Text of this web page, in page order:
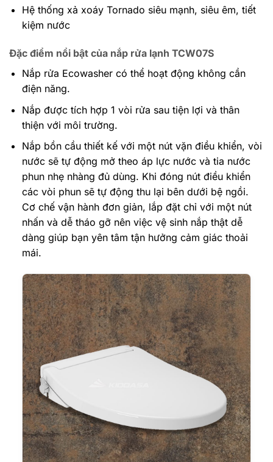
Hệ thống xả xoáy Tornado siêu mạnh, siêu êm, tiết
kiệm nước
Đặc điểm nổi bật của nắp rửa lạnh TCW07S
Nắp rửa Ecowasher có thể hoạt động không cần
điện năng.
Nắp được tích hợp 1 vòi rửa sau tiện lợi và thân
thiện với môi trường.
Nắp bồn cầu thiết kế với một nút vặn điều khiển, vòi
nước sẽ tự động mở theo áp lực nước và tia nước
phun nhẹ nhàng đủ dùng. Khi đóng nút điều khiển
các vòi phun sẽ tự động thu lại bên dưới bệ ngồi.
Cơ chế vận hành đơn giản, lắp đặt chỉ với một nút
nhấn và dễ tháo gỡ nên việc vệ sinh nắp thật dễ
dàng giúp bạn yên tâm tận hưởng cảm giác thoải
mái.